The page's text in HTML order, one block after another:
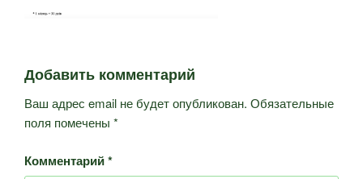
Добавить комментарий
Ваш адрес email не будет опубликован. Обязательные
поля помечены *
Комментарий*